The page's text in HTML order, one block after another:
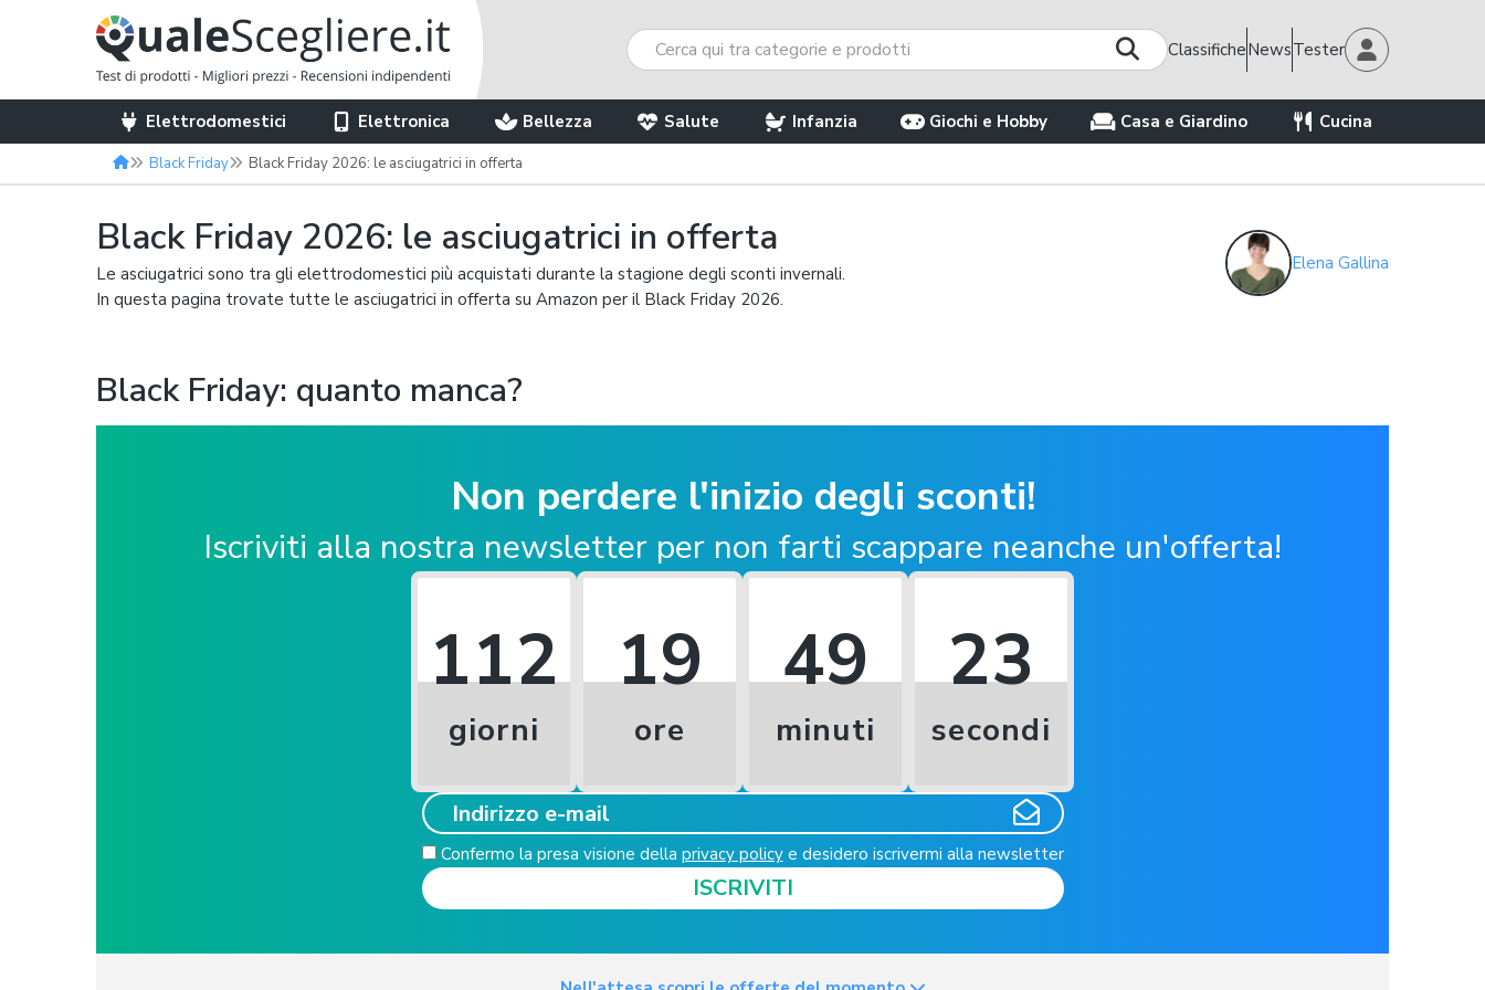
ClassificheNewsTester
Elettrodomestici Elettronica Bellezza Salute Infanzia Giochi e Hobby Casa e Giardino Cucina
Black Friday Black Friday 2026: le asciugatrici in offerta
Black Friday 2026: le asciugatrici in offerta
Le asciugatrici sono tra gli elettrodomestici più acquistati durante la stagione degli sconti invernali.
In questa pagina trovate tutte le asciugatrici in offerta su Amazon per il Black Friday 2026.
Elena Gallina
Black Friday: quanto manca?
Non perdere l'inizio degli sconti!
Iscriviti alla nostra newsletter per non farti scappare neanche un'offerta!
112
giorni
19
ore
49
minuti
22
secondi
Confermo la presa visione della privacy policye desidero iscrivermi alla newsletter
ISCRIVITI